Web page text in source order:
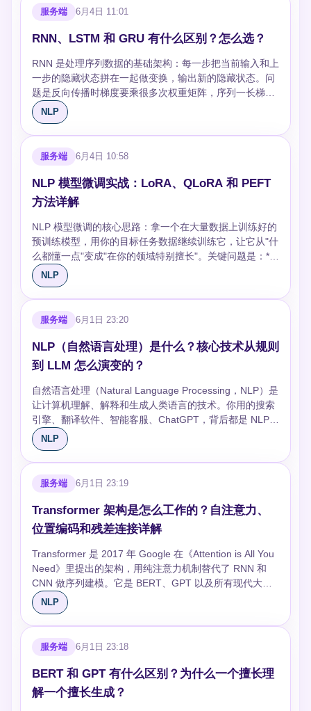
表达不同的情况**。所以生成任务必须配合人工评估或语
义指标（BERTScore、COMET）。 ## 语言模型的困惑
度 困惑度（Perplexity）= 模型对测试集的平均负对数似
然的指数：`PP = exp(-1/N ∑ log P(w_i|context))`。直观
理解：模型在每个位置上平均有多少个"候选词"在犹豫
——越少说明越确定，PPL 越低越好。GPT-3 在 Penn
Treebank 上 PPL 约 20，早期 n-gram 模型 PPL 在
100+。 PPL 的局限：只衡量模型对文本的"惊讶程度"，不
别等模型训完了才想怎么评估。指标决定优化方向。 2. **
自动指标不够时加人工评估**：分类任务自动指标够用，
生成任务必须人工抽查。50-100 条人工标注的抽样评估
比 10 万条自动评分更有指导意义。 3. **做错误分析**：
看混淆矩阵找模型最混淆的类对，读具体 case 找系统性
错误模式——"我们模型在含否定句的情感分析上 F1 特别
低"比"平均 F1 是 0.82"有用得多。 4. **统计显著性**：F1
从 0.81 涨到 0.82 可能只是随机波动。用 Bootstrap 或配
对 t 检验确认差异是否显著，否则别急着上线新模型。
print(classification_report(y_true, y_pred,
（subword）信息：把 "apple" 拆成 `<ap, app, ppl, ple,
le>` 这些 n-gram，向量是所有子词向量的和。这解决了
OOV 问题——遇到 "apples" 虽然没见过，但子词 `<app,
ppl>` 见过，也能算出合理的向量。对形态丰富的语言
（德语、芬兰语）效果提升明显。 静态词向量的共同局
限：**一词一义**。"苹果"的水果义和公司义共用一个向
量，无法区分。 ## 上下文词向量：ELMo → BERT
**ELMo**（2018）用双向 LSTM 在大规模语料上训练语
言模型，然后取各层隐藏状态的加权和作为词向量。同一
个"苹果"，在"吃了一个苹果"和"苹果发布了新手机"中会得
到不同的向量——第一次解决了一词多义问题。缺点是
LSTM 架构慢，且不是真正的深度双向。
**BERT**（2018）换成 Transformer 编码器，用 Masked
Language Model 实现真正的双向上下文。取出最后一层
的隐藏状态就是上下文词向量，效果全面超越 ELMo。
BERT 的词向量不只是"词向量"了——它是整个句子的深
度语义表示。 ```python # 用 transformers 获取 BERT 词
向量 from transformers import AutoModel,
AutoTokenizer tokenizer =
uncased") inputs = tokenizer("Apple released iPhone",
return_tensors="pt") outputs = model(**inputs) #
outputs.last_hidden_state 就是每个 token 的上下文向量
``` ## 现代方向：句子嵌入和大模型 纯词向量在检索、聚
类场景下不够用——需要把整句话编码成一个向量。
**SimCSE** 用对比学习训练 BERT，同一句话两次过
dropout 得到正例对，不同句互为负例，简单但效果极
好。**BGE** 和 **E5** 是当前中文文本嵌入的 SOTA，支
持直接算句子相似度做检索。 大模型（GPT、LLaMA）
索优先用 BGE/E5，词级别分析用 BERT，不需要上下文
GloVe 怎么选？ 数据量小（<1亿 token）用 Word2Vec，
训练快、效果好。数据量大用 GloVe，全局统计信息更充
预训练好的向量可以直接下载——GloVe 提供了基于
Common Crawl 的预训练向量，覆盖面广。 ### 静态词
向量还有用吗？ 有，但场景在缩小。计算资源极度受限
（嵌入式设备）、只需要词级别相似度（同义词挖掘）、
或者做特征工程的基线时，静态词向量仍然是性价比最高
上下文，直接上 BERT 就对了。
最简单的是随机复制，但容易过拟合——模型反复看到同
翻回来，得到语义相同但表达不同的新样本）和**同义词
机丢弃多数类样本。数据量大时有效，但可能丢掉有用信
息。折中方案是 **EasyEnsemble**：对多数类做多次不同
的欠采样，每次训练一个子模型，最后集成投票——既不
丢信息也不偏多数类。 ## 算法层：损失函数调整 **类别
加权**：给少数类的损失乘一个更大的权重，公式
`weight_i = N / (C × n_i)`，让模型在少数类上犯错代价更
高。PyTorch 里
行搞定。 **Focal Loss**：比加权更聪明。它自动降低"容
易分对的样本"的权重，把训练精力集中在难分的样本上：
`FL = -α(1-p_t)^γ log(p_t)`。γ=2 时，一个已经 p=0.9 分
对的样本，损失会被压到原来的 1%，模型基本不理它。
目标检测里先火起来的，NLP 不平衡分类也适用。 ## 评
估层：别看准确率 不平衡数据下准确率完全误导。**F1
分数**（精确率和召回率的调和平均）是基本盘。如果更
关心少数类不被漏掉，看 **召回率**；如果更关心少数类
预测的准确性，看 **精确率**。**AUC-PR** 比 AUC-ROC
更适合极端不平衡场景，因为 ROC 在负例远多于正例时
过于乐观。 ```python from sklearn.metrics import
classification_report # 别只看 accuracy，看每个类的
precision/recall/f1 print(classification_report(y_true,
y_pred)) ``` ## 实际怎么选方案 先试最简单的：类别加权
+ F1 评估，10 分钟能跑完。效果不够再加数据增强（回
译最省事）。还不行上 Focal Loss。再不行就
EasyEnsemble 集成。别一上来就堆复杂方法——大多数
场景类别加权就够了。 一个容易忽略的点：**验证集不要
做重采样**。训练集可以过采样/欠采样，但验证集和测试
服务端 6月4日 11:01
RNN、LSTM 和 GRU 有什么区别？怎么选？
RNN 是处理序列数据的基础架构：每一步把当前输入和上
一步的隐藏状态拼在一起做变换，输出新的隐藏状态。问
题是反向传播时梯度要乘很多次权重矩阵，序列一长梯度
就指数级衰减（梯度消失）或爆炸——这就是 RNN 记不
住远距离依赖的根本原因。 **LSTM** 通过引入细胞状态
和三个门来解决这个问题：遗忘门决定忘掉什么，输入门
决定存什么，输出门决定输出什么。关键在于细胞状态的
加法让梯度可以无损地回传，不会逐层衰减。 **GRU** 是
LSTM 的简化版，把遗忘门和输入门合成一个更新门
`z_t`，还省掉了细胞状态，直接在隐藏状态上做插值：
`h_t = (1-z_t) ⊙ h_{t-1} + z_t ⊙ h̃_t`。参数少约 30%，训
练更快，多数任务上效果和 LSTM 持平。 一个直觉：
LSTM 的 `f_t ≈ 1, i_t ≈ 0` 时细胞状态原样传递——这就
是"记忆"。GRU 的 `z_t ≈ 0` 时隐藏状态原样保留——异
曲同工。 ```python # PyTorch 中三者用法几乎一致
nn.LSTM(input_size, hidden_size, num_layers,
num_layers, batch_first=True) nn.RNN(input_size,
hidden_size, num_layers, batch_first=True) ``` ## 追问
### 为什么 LSTM 能解决梯度消失而 RNN 不能？ RNN
的隐藏状态更新是全乘法：`h_t = tanh(W·h_{t-1} + ...)`，
反向传播时 ∂h_t/∂h_{t-1} 包含 W 和 tanh'，连乘 N 次后
梯度要么趋于 0 要么爆炸。LSTM 的细胞状态更新是加
法：`C_t = f_t⊙C_{t-1} + i_t⊙C̃_t`，∂C_t/∂C_{t-1} =
f_t，只要 f_t 接近 1 梯度就能一路畅通地回传。本质上是
加法 vs 乘法的区别。 ### GRU 和 LSTM 怎么选？ 数据
项目中，如果你不确定，先用 GRU 跑 baseline，效果不
够再换 LSTM——而不是反过来。2017 年以后大多数新
论文默认用 GRU，但工业界 LSTM 仍然广泛部署。 ###
RNN 系列和 Transformer 的核心区别是什么？ RNN 必须
直接看全局，所有位置同时算。代价是 Transformer 的注
意力是 O(n²) 复杂度，而 RNN 是 O(n)。所以短序列
RNN 更省内存，长序列 Transformer 更快（因为并
行）。另外，RNN 天然适合流式处理（来一个 token 处
去的上下文，双向 LSTM 同时跑一个从左到右和一个从右
果更好，但**不能用于生成任务**——因为你不能偷看未来
的 token。文本分类、命名实体识别用双向，语言模型、
NLP
服务端 6月4日 10:58
NLP 模型微调实战：LoRA、QLoRA 和 PEFT
方法详解
NLP 模型微调的核心思路：拿一个在大量数据上训练好的
预训练模型，用你的目标任务数据继续训练它，让它从"什
么都懂一点"变成"在你的领域特别擅长"。关键问题是：**
调多少参数、用什么策略调、怎么避免把预训练知识调没
了**。 ## 全参数微调 vs 参数高效微调（PEFT） 全参数
微调解冻所有权重，效果好但显存要求高——7B 模型全
参微调至少需要 28GB 显存（Adam 优化器要存两份状
降到原来的 1/3 甚至更低，效果通常能到全参的 90-
95%。 **LoRA** 是目前最主流的 PEFT 方法：在权重矩
阵旁加一个低秩分解 `ΔW = BA`，只训练 A 和 B 两个小矩
阵。比如原始权重 4096×4096，rank=8 的 LoRA 只需要
4096×8×2 = 65536 个参数，压缩比 256:1。推理时把
LoRA 权重合并回原模型，零额外延迟。 ```python from
peft import LoraConfig, get_peft_model config =
LoraConfig( r=8, # 秩，越大表达能力越强但参数越多
lora_alpha=32, # 缩放系数，相当于学习率乘数
LoRA lora_dropout=0.1, task_type="CAUSAL_LM" )
model = get_peft_model(base_model, config) # 可训练
参数通常只占全部的 0.1%-1% ``` ## 其他 PEFT 方法怎
么选 **Adapter** 在 Transformer 层之间插入小型全连接
层，缺点是推理时有额外延迟。**Prefix Tuning** 在输入
前加可训练的虚拟 token，适合生成任务但会占上下文窗
口。**Prompt Tuning** 更轻量，只训 embedding 层的软
提示，大模型（10B+）上效果才接近全参。实际项目里
LoRA 是默认选择，其他方法在特定场景有优势。 ## 微
预训练知识冲掉（灾难性遗忘），太小收敛太慢。 **Rank
选择**：简单任务 rank=4-8 够了，复杂任务可以开到 16-
64。rank 越大越接近全参微调，但收益递减——从 8 升
到 16 可能提升 2%，从 64 升到 128 基本没区别。 **数据
NLP
服务端 6月1日 23:20
NLP（自然语言处理）是什么？核心技术从规则
到 LLM 怎么演变的？
自然语言处理（Natural Language Processing，NLP）是
让计算机理解、解释和生成人类语言的技术。你用的搜索
引擎、翻译软件、智能客服、ChatGPT，背后都是 NLP。
## NLP 解决什么问题 NLP 的任务可以分两大类：**理解
**（从文本中提取信息）和**生成**（产出新的文本）。 理
解类任务：文本分类（这封邮件是不是垃圾邮件）、命名
实体识别（提取人名地名）、情感分析（这条评论是正面
心是把非结构化的文本变成结构化的信息。 生成类任务：
机器翻译、文本摘要、对话生成、代码生成。这类任务不
仅要理解输入，还要产出流畅、连贯、准确的新文本。生
成比理解难得多——理解只需要判断对错，生成要在一个
天文数字的候选空间里选出最好的。 ## NLP 技术的三个
时代 **规则时代（1950s-1990s）**：手写语法规则和词
典。专家系统写几千条 if-else 规则来解析句子。准确率在
小领域内还行，但覆盖面极窄——换个领域规则全废，维
护成本爆炸。 **统计机器学习时代（1990s-2012）**：从
注，SVM 做分类。关键突破是特征表示——词袋模型、
TF-IDF、N-gram 把文本变成了数值向量。但特征仍然需
要人工设计，模型能力的天花板就是特征工程的质量。 **
深度学习时代（2013-至今）**：神经网络自动学特征，不
NLP
服务端 6月1日 23:19
Transformer 架构是怎么工作的？自注意力、
位置编码和残差连接详解
Transformer 是 2017 年 Google 在《Attention is All You
Need》里提出的架构，用纯注意力机制替代了 RNN 和
CNN 做序列建模。它是 BERT、GPT 以及所有现代大语
言模型的基础。 ## 核心思想：注意力替代递归 RNN 处理
序列要一步一步来——看第 3 个词之前必须先处理第 1 和
第 2 个词。这导致两个问题：无法并行训练，长距离依赖
会衰减（梯度消失）。 Transformer 的解决方案是：让每
递归，训练时所有位置可以并行计算——GPU 最擅长这种
矩阵运算。 ## 自注意力：序列中的每个词和所有词交互
对序列中的每个词，自注意力计算它和其他所有词的相关
NLP
服务端 6月1日 23:18
BERT 和 GPT 有什么区别？为什么一个擅长理
解一个擅长生成？